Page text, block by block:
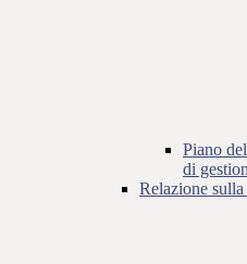
Piano
di
Relazione